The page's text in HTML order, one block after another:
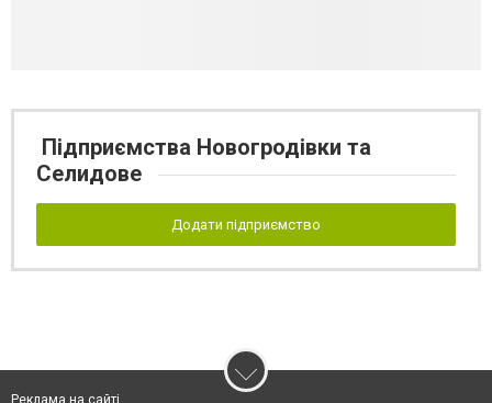
Підприємства Новогродівки та
Селидове
Додати підприємство
Реклама на сайті